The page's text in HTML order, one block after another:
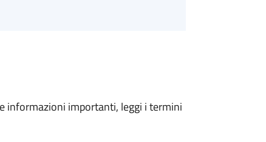
informazioni importanti, leggi i termini